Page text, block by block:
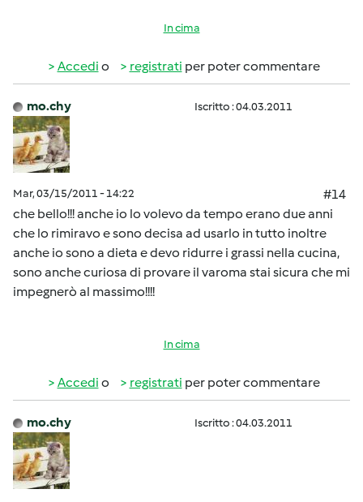
In cima
Accedi o registrati per poter commentare
mo.chy Iscritto : 04.03.2011
Mar, 03/15/2011 - 14:22
#14
che bello!!! anche io lo volevo da tempo erano due anni
che lo rimiravo e sono decisa ad usarlo in tutto inoltre
anche io sono a dieta e devo ridurre i grassi nella cucina,
sono anche curiosa di provare il varoma stai sicura che mi
impegnerò al massimo!!!!
In cima
Accedi o registrati per poter commentare
mo.chy Iscritto : 04.03.2011